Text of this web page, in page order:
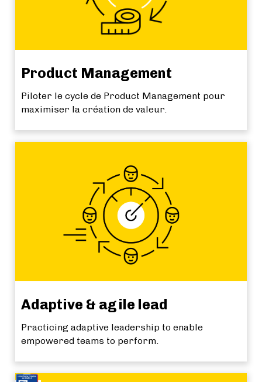
Product Management
Piloter le cycle de Product Management pour
maximiser la création de valeur.
Adaptive & agile lead
Practicing adaptive leadership to enable
empowered teams to perform.